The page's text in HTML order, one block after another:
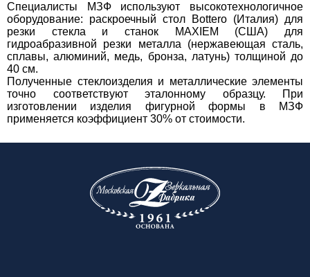
Специалисты МЗФ используют высокотехнологичное
оборудование: раскроечный стол Bottero (Италия) для
резки стекла и станок MAXIEM (США) для
гидроабразивной резки металла (нержавеющая сталь,
сплавы, алюминий, медь, бронза, латунь) толщиной до
40 см.
Полученные стеклоизделия и металлические элементы
точно соответствуют эталонному образцу. При
изготовлении изделия фигурной формы в МЗФ
применяется коэффициент 30% от стоимости.